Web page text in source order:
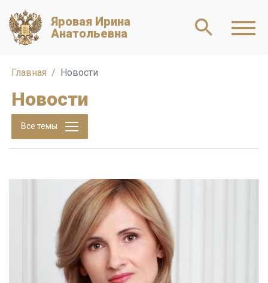
Яровая Ирина
Анатольевна
Главная Новости
Новости
Все темы